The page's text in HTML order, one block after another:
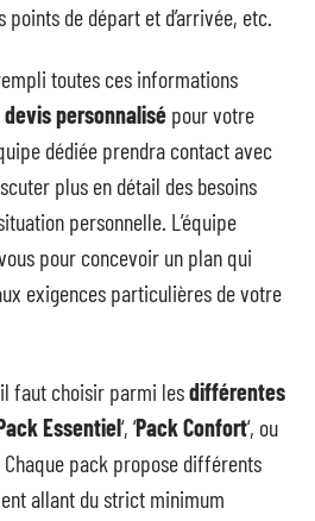
points de départ et d’arrivée, etc.
toutes ces informations
devis personnalisé pour votre
dédiée prendra contact avec
plus en détail des besoins
personnelle. L’équipe
pour concevoir un plan qui
exigences particulières de votre
faut choisir parmi lesdifférentes
Essentiel‘, ‘Pack Confort‘, ou
Chaque pack propose différents
allant du strict minimum